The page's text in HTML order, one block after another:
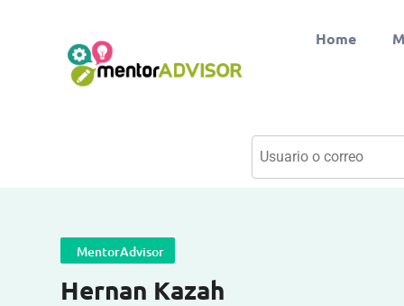
Home
MentorAdvisor
Hernan Kazah